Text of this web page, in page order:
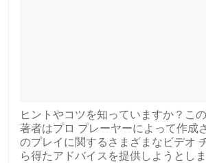
ヒントやコツを知っていますか？こ
著者はプロ プレーヤーによって作成
のプレイに関するさまざまなビデオ
ら得たアドバイスを提供しようとしま